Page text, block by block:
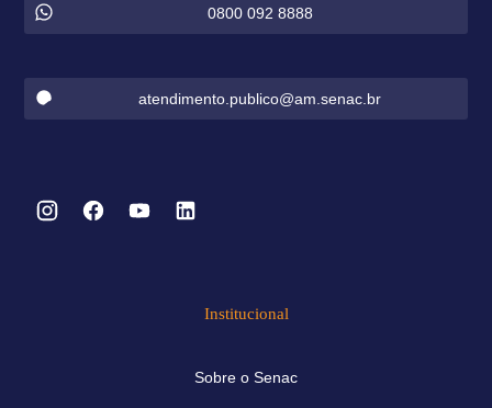
0800 092 8888
atendimento.publico@am.senac.br
Institucional
Sobre o Senac